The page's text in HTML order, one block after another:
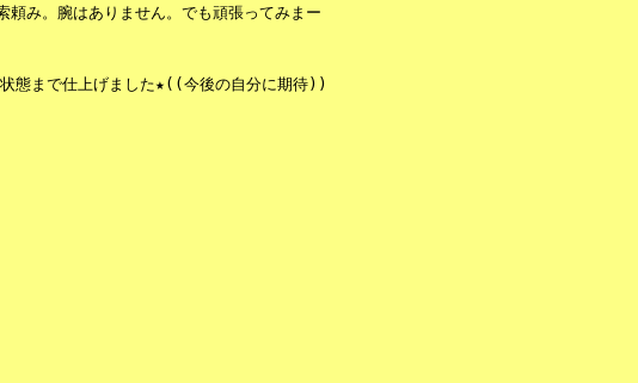
頼み。腕はありません。でも頑張ってみまー
態まで仕上げました★((今後の自分に期待))